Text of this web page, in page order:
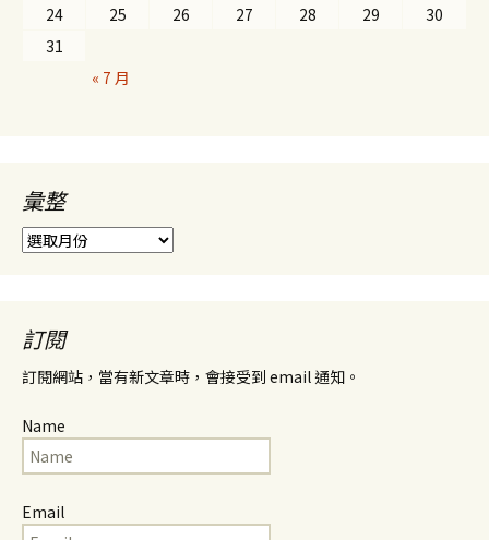
24 25 26 27 28 29
30
31
« 7 月
彙整
彙
整
訂閱
訂閱網站，當有新文章時，會接受到 email 通知。
Name
Email